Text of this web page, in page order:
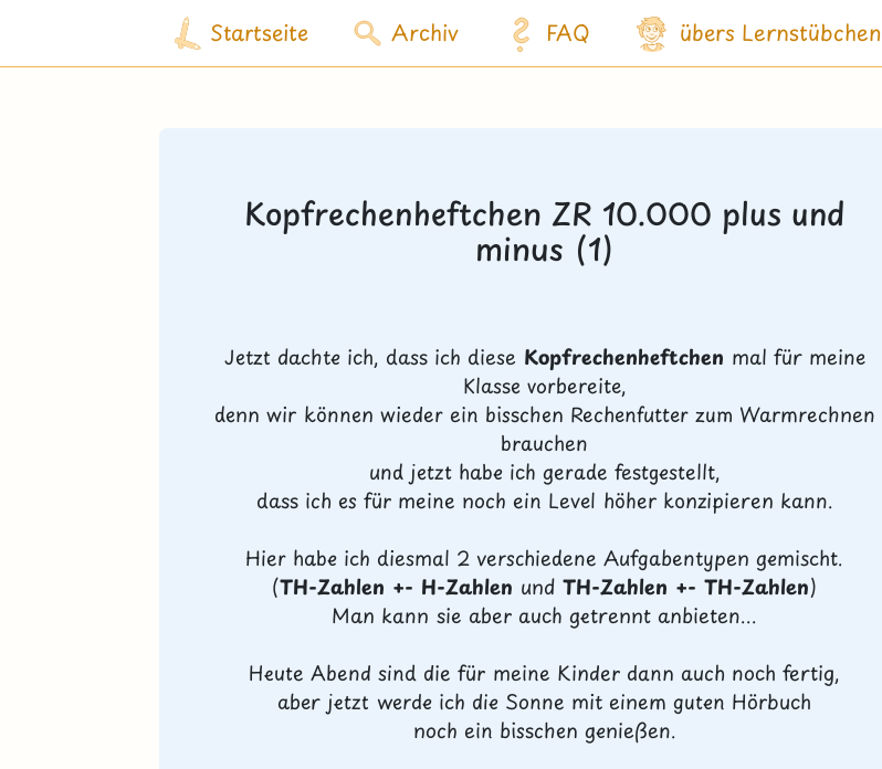
Startseite Archiv FAQ übers Lernstübchen
Kopfrechenheftchen ZR 10.000 plus und
minus (1)
Jetzt dachte ich, dass ich diese Kopfrechenheftchen mal für meine
Klasse vorbereite,
denn wir können wieder ein bisschen Rechenfutter zum Warmrechnen
brauchen
und jetzt habe ich gerade festgestellt,
dass ich es für meine noch ein Level höher konzipieren kann.
Hier habe ich diesmal 2 verschiedene Aufgabentypen gemischt.
(TH-Zahlen +- H-Zahlen undTH-Zahlen +- TH-Zahlen)
Man kann sie aber auch getrennt anbieten...
Heute Abend sind die für meine Kinder dann auch noch fertig,
aber jetzt werde ich die Sonne mit einem guten Hörbuch
noch ein bisschen genießen.